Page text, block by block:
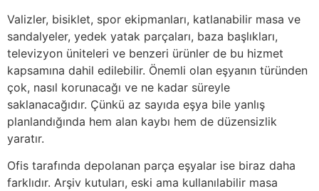
Valizler, bisiklet, spor ekipmanları, katlanabilir masa ve
sandalyeler, yedek yatak parçaları, baza başlıkları,
televizyon üniteleri ve benzeri ürünler de bu hizmet
kapsamına dahil edilebilir. Önemli olan eşyanın türünden
çok, nasıl korunacağı ve ne kadar süreyle
saklanacağıdır. Çünkü az sayıda eşya bile yanlış
planlandığında hem alan kaybı hem de düzensizlik
yaratır.
Ofis tarafında depolanan parça eşyalar ise biraz daha
farklıdır. Arşiv kutuları, eski ama kullanılabilir masa